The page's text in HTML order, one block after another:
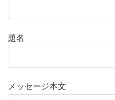
題名
メッセージ本文